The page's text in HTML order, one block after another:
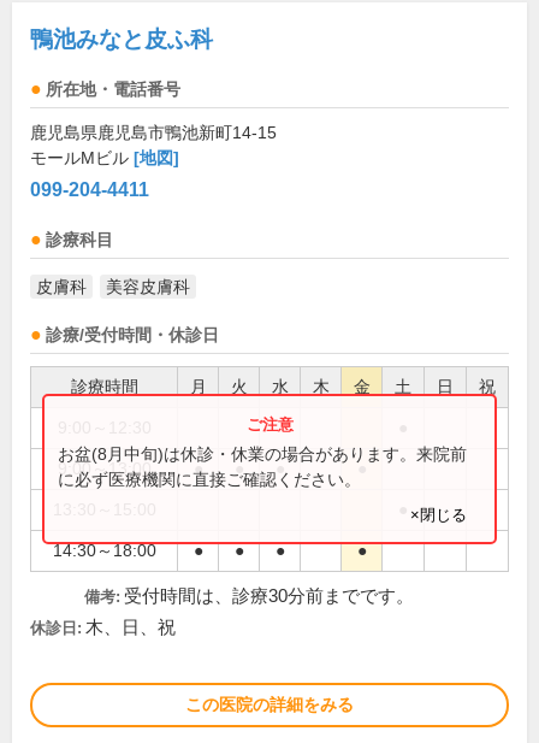
鴨池みなと皮ふ科
所在地・電話番号
鹿児島県鹿児島市鴨池新町14-15
モールMビル [地図]
099-204-4411
診療科目
皮膚科 美容皮膚科
診療/受付時間・休診日
診療時間 月 火 水 木 金 土 日 祝
9:00～13:00 ● ● ● ●
14:30～18:00 ● ● ● ●
お盆(8月中旬)は休診・休業の場合があります。来院前
に必ず医療機関に直接ご確認ください。
×閉じる
備考: 受付時間は、診療30分前までです。
休診日: 木、日、祝
この医院の詳細をみる